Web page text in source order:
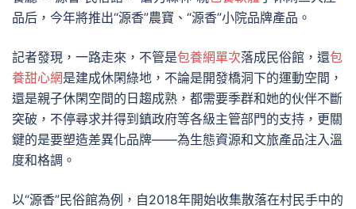
品后，今年將推出“源香”農寶、“源香”小院品牌產品。
記者發現，一路走來，不管是包養網單次落成民俗館，還包
養甜心網是建成休閑綠地，不論是開發橋洞下的運動空間，
還是親子休閑空間的日趨成熟，都需要季群和她的伙伴不斷
突破，不停尋求并得到鎮政府等各級主管部門的支持，更關
鍵的是要塑造差異化品牌——為生態資源和文旅產品注入溫
度和格調。
以“源香”民俗館為例，自2018年開始收集散落在村民手中的